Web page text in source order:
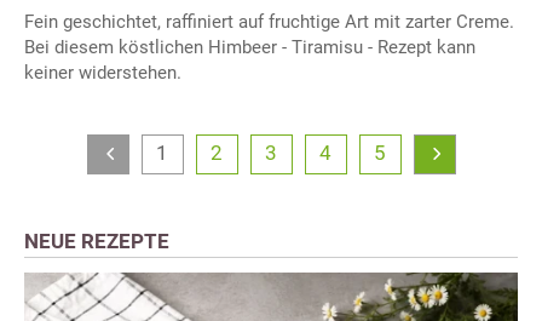
Fein geschichtet, raffiniert auf fruchtige Art mit zarter Creme.
Bei diesem köstlichen Himbeer - Tiramisu - Rezept kann
keiner widerstehen.
1 2 3 4 5
NEUE REZEPTE